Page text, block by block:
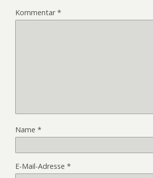
Kommentar*
Name *
E-Mail-Adresse *